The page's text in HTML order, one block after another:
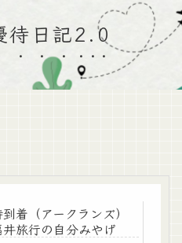
待日記2.0
着（アークランズ）
井旅行の自分みやげ